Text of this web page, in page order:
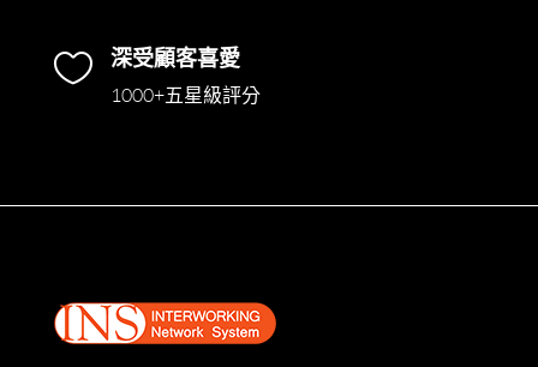
 深受顧客喜愛
1000+五星級評分